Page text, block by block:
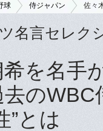
球 侍ジャパン 佐々
名言セレク
希を名手
去の
”とは